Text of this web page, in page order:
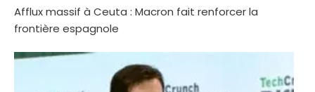
Afflux massif à Ceuta : Macron fait renforcer la
frontière espagnole